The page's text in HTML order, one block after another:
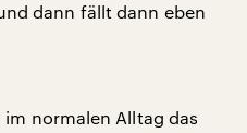
dann fällt dann eben
im normalen Alltag das